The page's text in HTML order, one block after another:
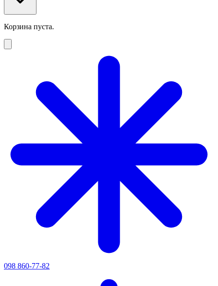
Корзина пуста.
098 860-77-82